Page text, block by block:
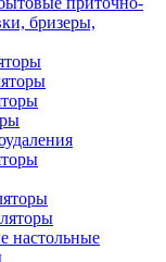
бризеры,
настольные